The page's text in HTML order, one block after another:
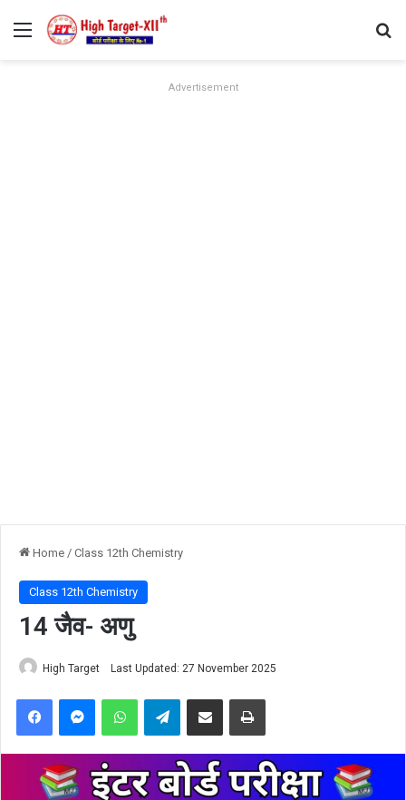
Menu
Advertisement
Home / Class 12th Chemistry
Class 12th Chemistry
14 जैव- अणु
High Target Last Updated: 27 November 2025
FacebookMessengerWhatsAppTelegramShare via Email Print